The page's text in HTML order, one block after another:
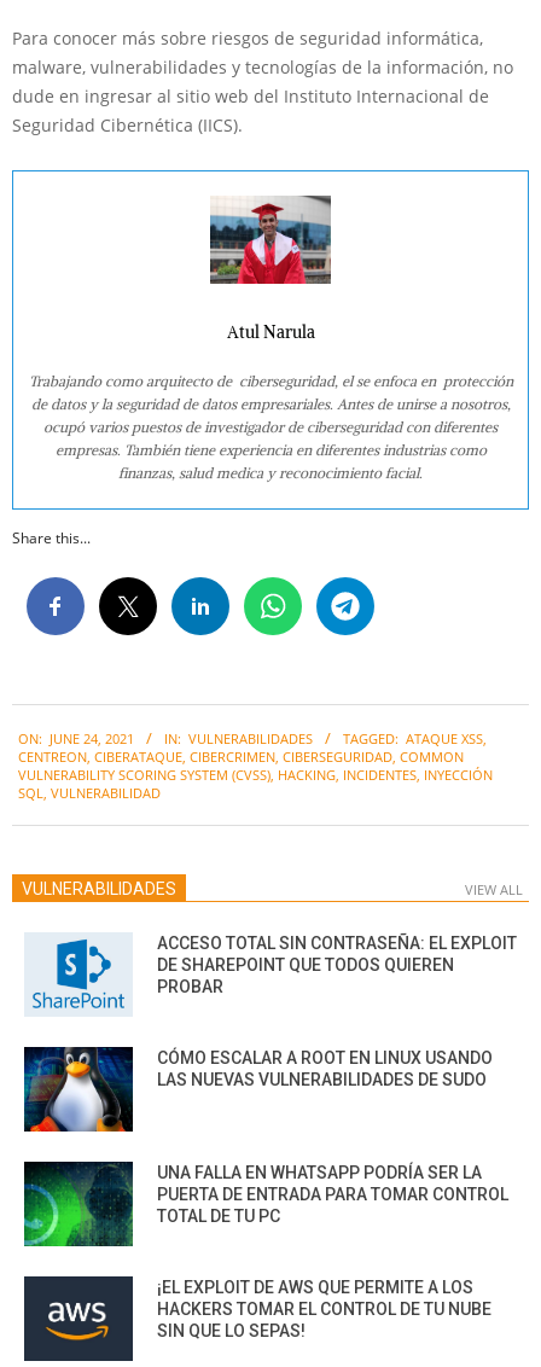
Para conocer más sobre riesgos de seguridad informática,
malware, vulnerabilidades y tecnologías de la información, no
dude en ingresar al sitio web del Instituto Internacional de
Seguridad Cibernética (IICS).
Atul Narula
Trabajando como arquitecto de ciberseguridad, el se enfoca en protección
de datos y la seguridad de datos empresariales. Antes de unirse a nosotros,
ocupó varios puestos de investigador de ciberseguridad con diferentes
empresas. También tiene experiencia en diferentes industrias como
finanzas, salud medica y reconocimiento facial.
Share this...
06-
24
ON: JUNE 24, 2021 IN: VULNERABILIDADES TAGGED: ATAQUE XSS
CENTREON CIBERATAQUE CIBERCRIMEN CIBERSEGURIDAD COMMON
VULNERABILITY SCORING SYSTEM (CVSS) HACKING INCIDENTES INYECCIÓN
SQL
VULNERABILIDAD
VULNERABILIDADES VIEW ALL
ACCESO TOTAL SIN CONTRASEÑA: EL EXPLOIT
DE SHAREPOINT QUE TODOS QUIEREN
PROBAR
CÓMO ESCALAR A ROOT EN LINUX USANDO
LAS NUEVAS VULNERABILIDADES DE SUDO
UNA FALLA EN WHATSAPP PODRÍA SER LA
PUERTA DE ENTRADA PARA TOMAR CONTROL
TOTAL DE TU PC
¡EL EXPLOIT DE AWS QUE PERMITE A LOS
HACKERS TOMAR EL CONTROL DE TU NUBE
SIN QUE LO SEPAS!